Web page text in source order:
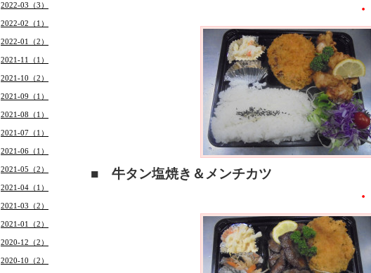
■ 牛タン塩焼き＆メンチカツ
2022-03（3）
2022-02（1）
2022-01（2）
2021-11（1）
2021-10（2）
2021-09（1）
2021-08（1）
2021-07（1）
2021-06（1）
2021-05（2）
2021-04（1）
2021-03（2）
2021-01（2）
2020-12（2）
2020-10（2）